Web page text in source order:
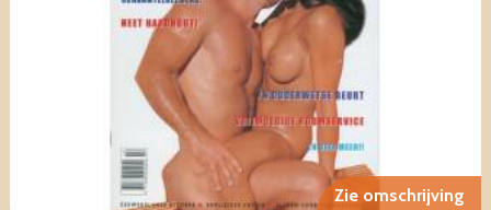
Zie omschrijving